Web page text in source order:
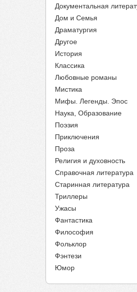
Документальная
Дом и Семья
Драматургия
Другое
История
Классика
Любовные романы
Мистика
Мифы. Легенды. Эпос
Наука, Образование
Поэзия
Приключения
Проза
Религия и духовность
Справочная литература
Старинная литература
Триллеры
Ужасы
Фантастика
Философия
Фольклор
Фэнтези
Юмор